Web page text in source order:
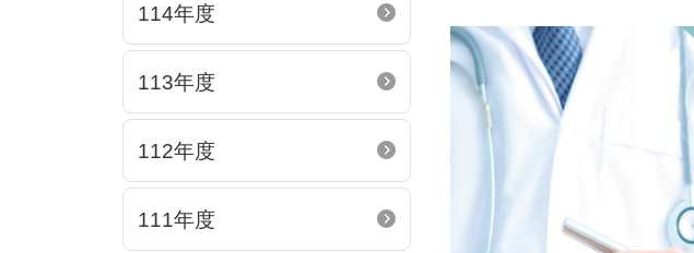
114年度
113年度
112年度
111年度